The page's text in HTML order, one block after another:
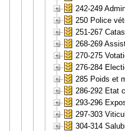
242-249
250 Police
251-267
268-269
270-275
276-284
285 Poids et
286-292 Etat
293-296
297-303
304-314